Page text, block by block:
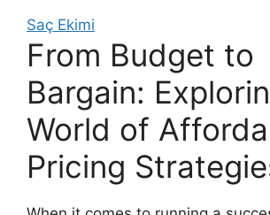
Saç Ekimi
From Budget to
Bargain:
World of
Pricing